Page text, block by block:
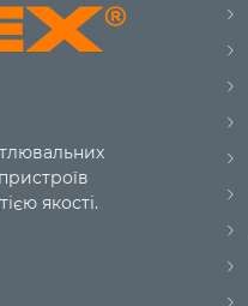
якості.